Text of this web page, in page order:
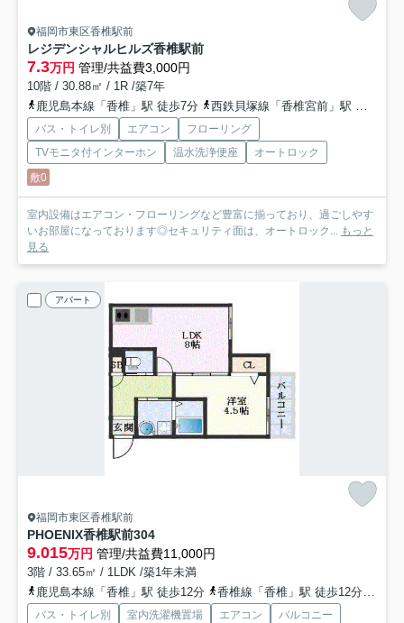
福岡市東区香椎駅前
レジデンシャルヒルズ香椎駅前
7.3万円 管理/共益費3,000円
10階 / 30.88㎡ / 1R /築7年
鹿児島本線「香椎」駅 徒歩7分
西鉄貝塚線「香椎宮前」駅 徒歩8分
バス・トイレ別 エアコン
フローリング
TVモニタ付インターホン
温水洗浄便座
オートロック
敷0
室内設備はエアコン・フローリングなど豊富に揃っており、過ごしやす
いお部屋になっております◎セキュリティ面は、オートロック... もっと
見る
アパート
福岡市東区香椎駅前
PHOENIX香椎駅前304
9.015万円 管理/共益費11,000円
3階 / 33.65㎡ / 1LDK /築1年未満
鹿児島本線「香椎」駅 徒歩12分
香椎線「香椎」駅 徒歩12分
バス・トイレ別 室内洗濯機置場 エアコン
バルコニー